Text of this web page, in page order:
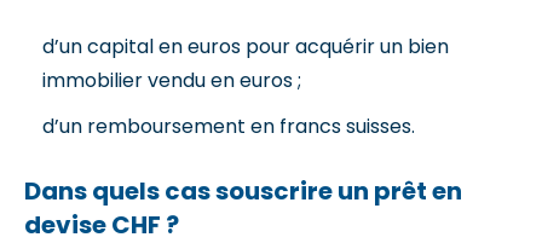
d’un capital en euros pour acquérir un bien
immobilier vendu en euros ;
d’un remboursement en francs suisses.
Dans quels cas souscrire un prêt en
devise CHF ?